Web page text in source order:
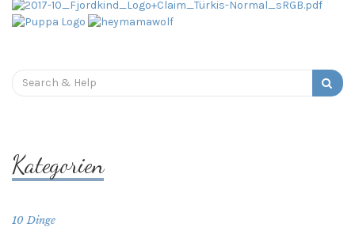
Search
for:
Kategorien
10 Dinge